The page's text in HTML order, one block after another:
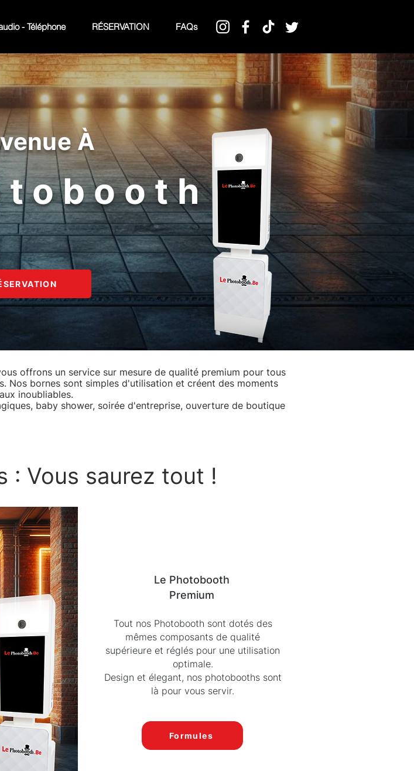
- Téléphone RÉSERVATION FAQs
À
offrons un service sur mesure de qualité premium pour tous
Nos bornes sont simples d'utilisation et créent des moments
inoubliables.
baby shower, soirée d'entreprise, ouverture de boutique
: Vous saurez tout !
Le Photobooth
Premium
Tout nos Photobooth sont dotés des
mêmes composants de qualité
supérieure et réglés pour une utilisation
optimale.
Design et élegant, nos photobooths sont
là pour vous servir.
Formules